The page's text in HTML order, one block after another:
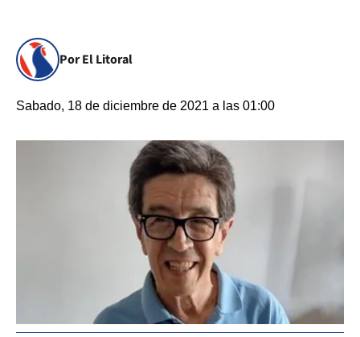
Por El Litoral
Sabado, 18 de diciembre de 2021 a las 01:00